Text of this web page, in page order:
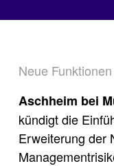
Neue
Aschheim bei
kündigt die
Erweiterung der